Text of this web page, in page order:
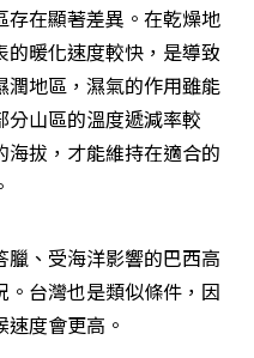
存在顯著差異。在乾燥地
暖化速度較快，是導致
潤地區，濕氣的作用雖能
山區的溫度遞減率較
拔，才能維持在適合的
、受海洋影響的巴西高
台灣也是類似條件，因
度會更高。